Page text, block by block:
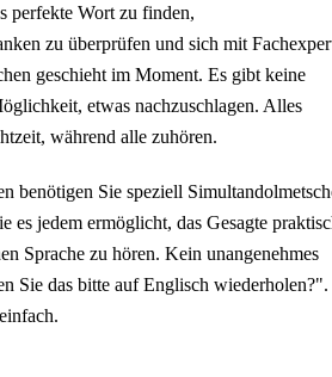
perfekte Wort zu finden,
zu überprüfen und sich mit
geschieht im Moment. Es gibt keine
etwas nachzuschlagen. Alles
während alle zuhören.
benötigen Sie speziell
es jedem ermöglicht, das Gesagte
Sprache zu hören. Kein unangenehmes
Sie das bitte auf Englisch wiederholen?".